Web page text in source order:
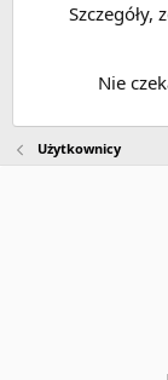
Nie
Użytkownicy